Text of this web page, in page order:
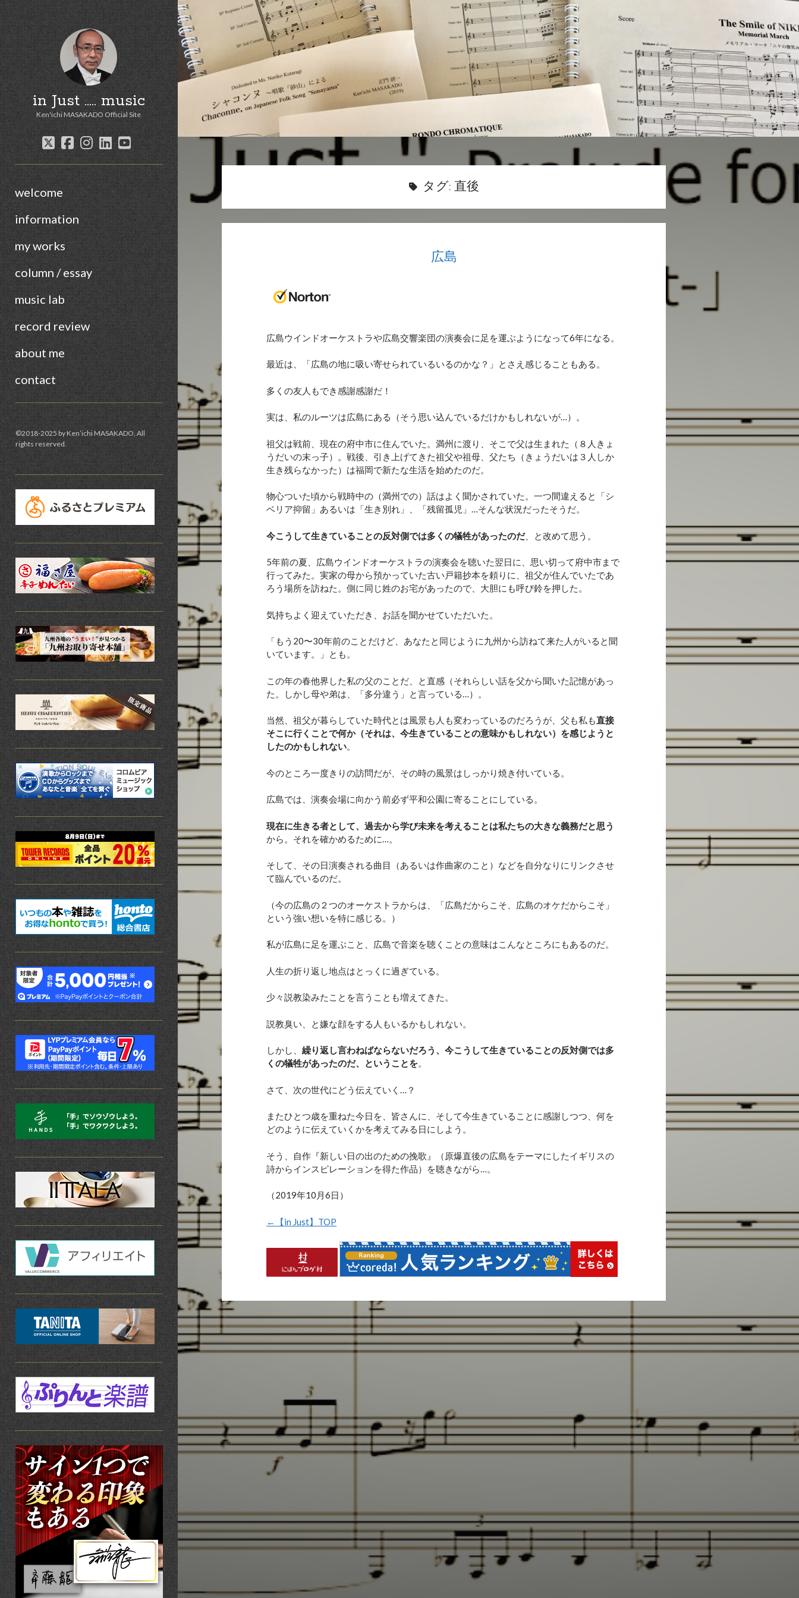
in Just ..... music
Ken'ichi MASAKADO Official Site
twitter
facebook
instagram
linkedin
youtube
welcome
information
my works
column / essay
music lab
record review
about me
contact
Sidebar
©︎2018-2025 by Ken’ichi MASAKADO, All
rights reserved.
タグ: 直後
広島
広島ウインドオーケストラや広島交響楽団の演奏会に足を運ぶようになって6年になる。
最近は、「広島の地に吸い寄せられているいるのかな？」とさえ感じることもある。
多くの友人もでき感謝感謝だ！
実は、私のルーツは広島にある（そう思い込んでいるだけかもしれないが…）。
祖父は戦前、現在の府中市に住んでいた。満州に渡り、そこで父は生まれた（８人きょ
うだいの末っ子）。戦後、引き上げてきた祖父や祖母、父たち（きょうだいは３人しか
生き残らなかった）は福岡で新たな生活を始めたのだ。
物心ついた頃から戦時中の（満州での）話はよく聞かされていた。一つ間違えると「シ
ベリア抑留」あるいは「生き別れ」、「残留孤児」…そんな状況だったそうだ。
今こうして生きていることの反対側では多くの犠牲があったのだ、と改めて思う。
5年前の夏、広島ウインドオーケストラの演奏会を聴いた翌日に、思い切って府中市まで
行ってみた。実家の母から預かっていた古い戸籍抄本を頼りに、祖父が住んでいたであ
ろう場所を訪ねた。側に同じ姓のお宅があったので、大胆にも呼び鈴を押した。
気持ちよく迎えていただき、お話を聞かせていただいた。
「もう20〜30年前のことだけど、あなたと同じように九州から訪ねて来た人がいると聞
いています。」とも。
この年の春他界した私の父のことだ、と直感（それらしい話を父から聞いた記憶があっ
た。しかし母や弟は、「多分違う」と言っている…）。
当然、祖父が暮らしていた時代とは風景も人も変わっているのだろうが、父も私も直接
そこに行くことで何か（それは、今生きていることの意味かもしれない）を感じようと
したのかもしれない。
今のところ一度きりの訪問だが、その時の風景はしっかり焼き付いている。
広島では、演奏会場に向かう前必ず平和公園に寄ることにしている。
現在に生きる者として、過去から学び未来を考えることは私たちの大きな義務だと思う
から。それを確かめるために…。
そして、その日演奏される曲目（あるいは作曲家のこと）などを自分なりにリンクさせ
て臨んでいるのだ。
（今の広島の２つのオーケストラからは、「広島だからこそ、広島のオケだからこそ」
という強い想いを特に感じる。）
私が広島に足を運ぶこと、広島で音楽を聴くことの意味はこんなところにもあるのだ。
人生の折り返し地点はとっくに過ぎている。
少々説教染みたことを言うことも増えてきた。
説教臭い、と嫌な顔をする人もいるかもしれない。
しかし、繰り返し言わねばならないだろう、今こうして生きていることの反対側では多
くの犠牲があったのだ、ということを。
さて、次の世代にどう伝えていく…？
またひとつ歳を重ねた今日を、皆さんに、そして今生きていることに感謝しつつ、何を
どのように伝えていくかを考えてみる日にしよう。
そう、自作『新しい日の出のための挽歌』（原爆直後の広島をテーマにしたイギリスの
詩からインスピレーションを得た作品）を聴きながら…。
（2019年10月6日）
←【in Just】TOP